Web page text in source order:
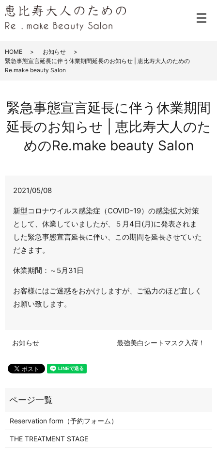
メ
HOME
お知らせ
緊急事態宣言延長に伴う休業期間延長のお知らせ | 恵比寿大人のための
Re.make beauty Salon
緊急事態宣言延長に伴う休業期間
延長のお知らせ | 恵比寿大人のた
めのRe.make beauty Salon
2021/05/08
新型コロナウイルス感染症（COVID-19）の感染拡大対策
として、休業していましたが、５月4日(月)に発表されま
した緊急事態宣言延長に伴い、この期間を延長させていた
だきます。
休業期間：～5月31日
お客様にはご迷惑をおかけしますが、ご協力のほど宜しく
お願い致します。
お知らせ 最強美白シートマスク入荷！
Reservation form（予約フォーム）
THE TREATMENT STAGE